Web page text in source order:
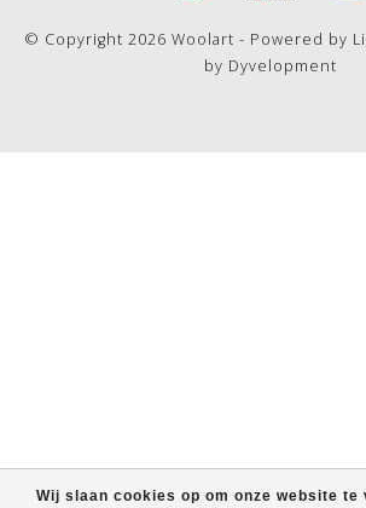
Wij slaan cookies op om onze website te
© Copyright 2026 Woolart - Powered by
by Dyvelopment